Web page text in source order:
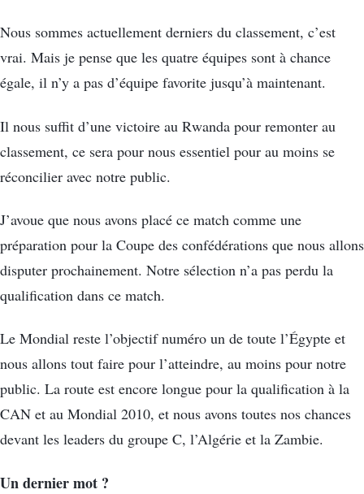
Nous sommes actuellement derniers du classement, c’est
vrai. Mais je pense que les quatre équipes sont à chance
égale, il n’y a pas d’équipe favorite jusqu’à maintenant.
Il nous suffit d’une victoire au Rwanda pour remonter au
classement, ce sera pour nous essentiel pour au moins se
réconcilier avec notre public.
J’avoue que nous avons placé ce match comme une
préparation pour la Coupe des confédérations que nous allons
disputer prochainement. Notre sélection n’a pas perdu la
qualification dans ce match.
Le Mondial reste l’objectif numéro un de toute l’Égypte et
nous allons tout faire pour l’atteindre, au moins pour notre
public. La route est encore longue pour la qualification à la
CAN et au Mondial 2010, et nous avons toutes nos chances
devant les leaders du groupe C, l’Algérie et la Zambie.
Un dernier mot ?